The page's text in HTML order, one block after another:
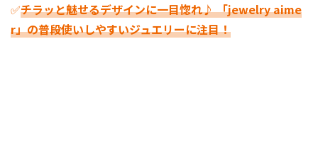
✅チラッと魅せるデザインに一目惚れ♪ 「jewelry aime
r」の普段使いしやすいジュエリーに注目！